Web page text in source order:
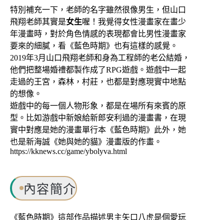
特別補充一下，老師的名字雖然很像男生，但山口
飛翔老師其實是女生喔！我覺得女性漫畫家在畫少
年漫畫時，對於角色情感的表現都會比男性漫畫家
要來的細膩，看《藍色時期》也有這樣的感覺。
2019年3月山口飛翔老師和身為工程師的老公結婚，
他們把整場婚禮都製作成了RPG遊戲。遊戲中一起
走過的王宮，森林，村莊，也都是對應現實中地點
的想像。
遊戲中的每一個人物形象，都是在場所有來賓的原
型。比如游戲中新娘給新郎安利過的漫畫書，在現
實中對應是她的漫畫單行本《藍色時期》此外，她
也是新海誠《她與她的貓》漫畫版的作畫。
https://kknews.cc/game/ybolyva.html
內容簡介
《藍色時期》這部作品描述男主矢口八虎是個愛玩